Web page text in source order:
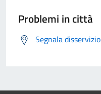
Problemi in città
Segnala disservizio